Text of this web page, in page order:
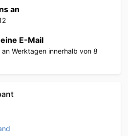
an
E-Mail
Werktagen innerhalb von 8